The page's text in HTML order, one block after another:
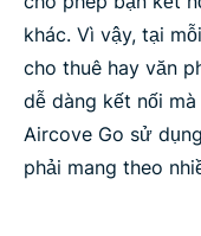
khác. Vì vậy, tại
cho thuê hay văn
dễ dàng kết nối
Aircove Go sử
phải mang theo